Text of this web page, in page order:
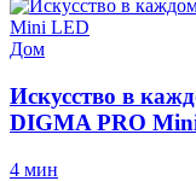
Дом
Искусство в
DIGMA PRO
4 мин